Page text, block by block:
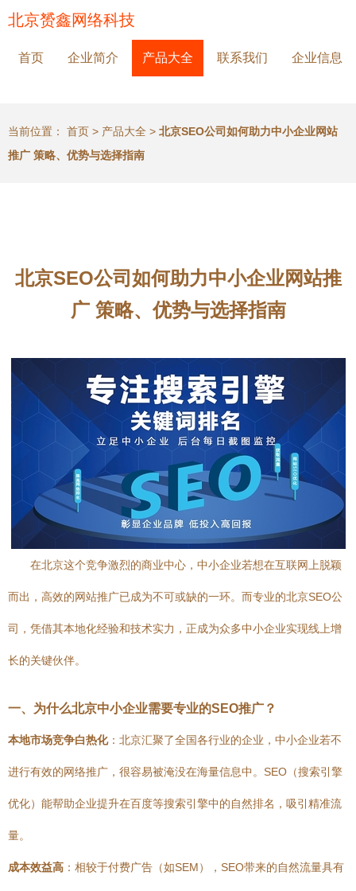
北京赟鑫网络科技
首页 企业简介 产品大全 联系我们 企业信息
当前位置： 首页 > 产品大全 > 北京SEO公司如何助力中小企业网站
推广 策略、优势与选择指南
北京SEO公司如何助力中小企业网站推
广 策略、优势与选择指南
在北京这个竞争激烈的商业中心，中小企业若想在互联网上脱颖
而出，高效的网站推广已成为不可或缺的一环。而专业的北京SEO公
司，凭借其本地化经验和技术实力，正成为众多中小企业实现线上增
长的关键伙伴。
一、为什么北京中小企业需要专业的SEO推广？
本地市场竞争白热化：北京汇聚了全国各行业的企业，中小企业若不
进行有效的网络推广，很容易被淹没在海量信息中。SEO（搜索引擎
优化）能帮助企业提升在百度等搜索引擎中的自然排名，吸引精准流
量。
成本效益高 ：相较于付费广告（如SEM），SEO带来的自然流量具有